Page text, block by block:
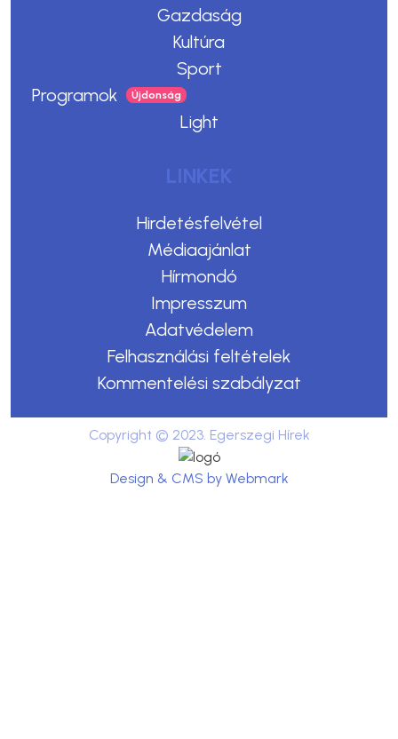
Gazdaság
Kultúra
Sport
Programok
Light
LINKEK
Hirdetésfelvétel
Médiaajánlat
Hírmondó
Impresszum
Adatvédelem
Felhasználási feltételek
Kommentelési szabályzat
Copyright © 2023. Egerszegi Hírek
Design & CMS by Webmark